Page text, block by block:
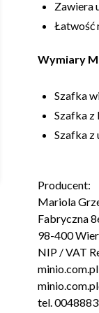
Zawiera
Łatwość
Wymiary
Szafka
Szafka z
Szafka z
Producent:
Mariola
Fabryczna
98-400
NIP / VAT
minio.com.pl
tel.